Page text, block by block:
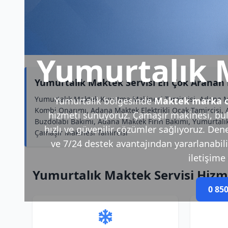
Yumurtalık
Yumurtalık bölgesindeMaktek marka
hizmeti sunuyoruz. Çamaşır makinesi,
hızlı ve güvenilir çözümler sağlıyoruz.
ve 7/24 destek avantajından
iletişime
0
Yumurtalık Maktek Servisi En Çok
Yumurtalık Maktek Kurutma Makinesi Tamircisi, Adana
Kombi Onarımı, Adana Maktek Elektrikli Ocak Tamircisi,
Buzdolabı Bakımı, Adana Maktek Fırın Bakımı,
Çamaşır Makinesi Tamircisi
Yumurtalık Maktek Servisi